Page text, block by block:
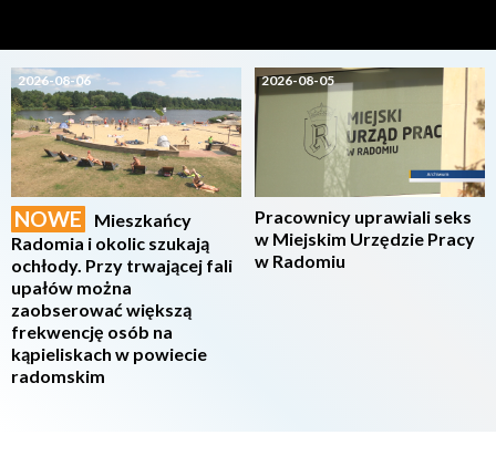
2026-08-06
NOWE
Mieszkańcy
Radomia i okolic szukają
ochłody. Przy trwającej fali
upałów można
zaobserować większą
frekwencję osób na
kąpieliskach w powiecie
radomskim
2026-08-05
Pracownicy uprawiali seks
w Miejskim Urzędzie Pracy
w Radomiu